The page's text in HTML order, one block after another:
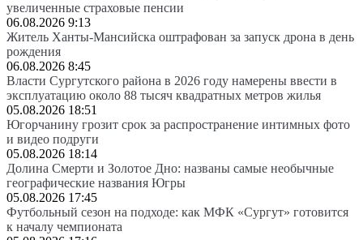
увеличенные страховые пенсии
06.08.2026 9:13
Житель Ханты-Мансийска оштрафован за запуск дрона в день
рождения
06.08.2026 8:45
Власти Сургутского района в 2026 году намерены ввести в
эксплуатацию около 88 тысяч квадратных метров жилья
05.08.2026 18:51
Югорчанину грозит срок за распространение интимных фото
и видео подруги
05.08.2026 18:14
Долина Смерти и Золотое Дно: названы самые необычные
географические названия Югры
05.08.2026 17:45
Футбольный сезон на подходе: как МФК «Сургут» готовится
к началу чемпионата